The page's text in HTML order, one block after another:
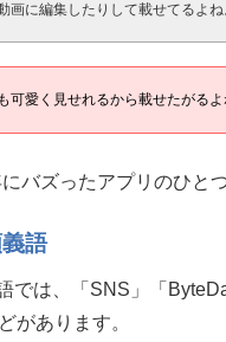
画に編集したりして載せてるよね
可愛く見せれるから載せたがるよ
バズったアプリのひと
語
では、「SNS」「
があります。